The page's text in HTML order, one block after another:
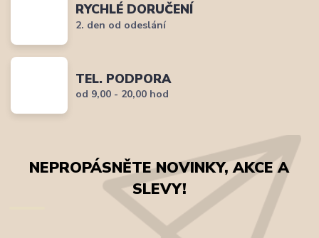
RYCHLÉ DORUČENÍ
2. den od odeslání
TEL. PODPORA
od 9,00 - 20,00 hod
NEPROPÁSNĚTE NOVINKY, AKCE A
SLEVY!